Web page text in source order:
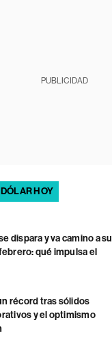
PUBLICIDAD
HOY
dispara y va camino a su
qué impulsa el
récord tras sólidos
y el optimismo